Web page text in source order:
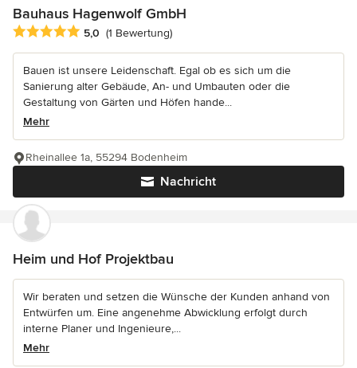
Bauhaus Hagenwolf GmbH
Durchschnittliche Bewertung: 5 von 5 Sternen
5,0 (1 Bewertung)
Bauen ist unsere Leidenschaft. Egal ob es sich um die
Sanierung alter Gebäude, An- und Umbauten oder die
Gestaltung von Gärten und Höfen hande...
Mehr
Nachricht
Rheinallee 1a, 55294 Bodenheim
Heim und Hof Projektbau
Wir beraten und setzen die Wünsche der Kunden anhand von
Entwürfen um. Eine angenehme Abwicklung erfolgt durch
interne Planer und Ingenieure,...
Mehr